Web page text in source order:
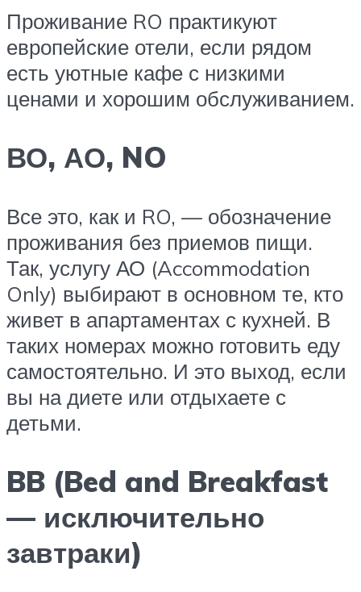
Проживание RO практикуют
европейские отели, если рядом
есть уютные кафе с низкими
ценами и хорошим обслуживанием.
ВО, АО, NO
Все это, как и RO, — обозначение
проживания без приемов пищи.
Так, услугу АО (Accommodation
Only) выбирают в основном те, кто
живет в апартаментах с кухней. В
таких номерах можно готовить еду
самостоятельно. И это выход, если
вы на диете или отдыхаете с
детьми.
BB (Bed and Breakfast
— исключительно
завтраки)